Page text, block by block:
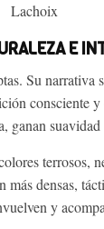
Lachoix
E
Su narrativa
consciente
ganan
terrosos,
densas,
y